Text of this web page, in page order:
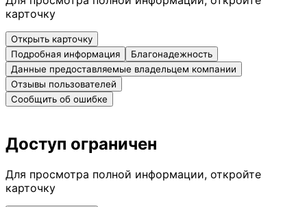
карточку
Открыть карточку
Подробная информация
Благонадежность
Данные предоставляемые владельцем компании
Отзывы пользователей
Сообщить об ошибке
Доступ ограничен
Для просмотра полной информации, откройте
карточку